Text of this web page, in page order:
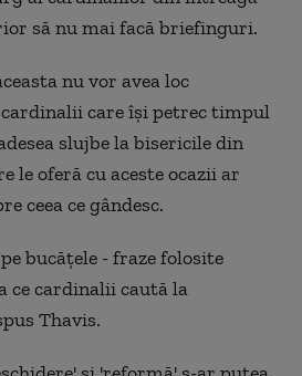
să nu mai facă briefinguri.
nu vor avea loc
care îşi petrec timpul
slujbe la bisericile din
le oferă cu aceste ocazii ar
ceea ce gândesc.
bucăţele - fraze folosite
ce cardinalii caută la
Thavis.